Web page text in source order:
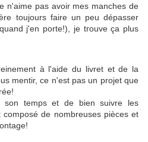
n'aime pas avoir mes manches de
toujours faire un peu dépasser
j'en porte!), je trouve ça plus
à l'aide du livret et de la
mentir, ce n'est pas un projet que
son temps et de bien suivre les
de nombreuses pièces et